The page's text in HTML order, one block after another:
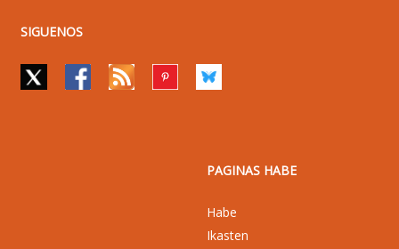
SIGUENOS
PAGINAS HABE
Habe
Ikasten